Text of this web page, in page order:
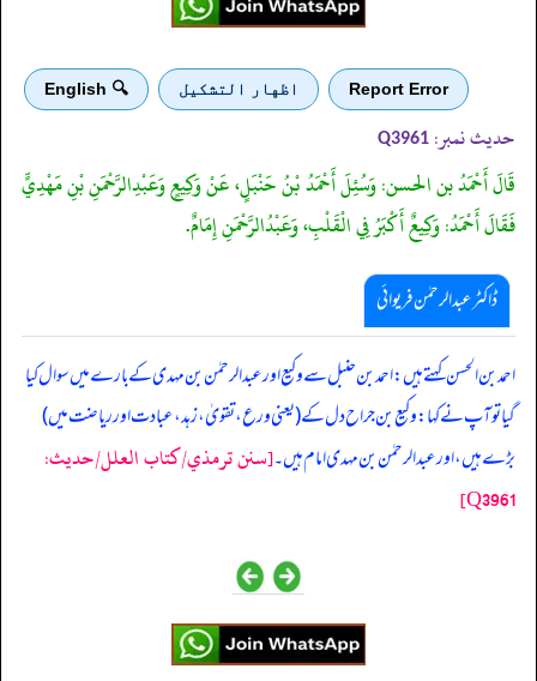
Report Error اظهار التشكيل 🔍 English
حدیث نمبر: Q3961
قَالَ أَحْمَدُ بن الحسن: وَسُئِلَ أَحْمَدُ بْنُ حَنْبَلٍ، عَنْ وَكِيعٍ وَعَبْدِالرَّحْمَنِ بْنِ مَهْدِيٍّ
فَقَالَ أَحْمَدُ: وَكِيعٌ أَكْبَرُ فِي الْقَلْبِ، وَعَبْدُالرَّحْمَنِ إِمَامٌ.
ڈاکٹر عبدالرحمٰن فریوائی
‏‏‏‏ احمد بن الحسن کہتے ہیں: احمد بن حنبل سے وکیع اور عبدالرحمٰن بن مہدی کے بارے میں سوال کیا
گیا تو آپ نے کہا: وکیع بن جراح دل کے (یعنی ورع، تقویٰ، زہد، عبادت اور ریاضت میں)
بڑے ہیں، اور عبدالرحمٰن بن مہدی امام ہیں۔[سنن ترمذي/کتاب العلل/حدیث:
Q3961]